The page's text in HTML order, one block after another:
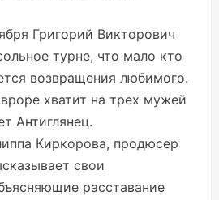
Григорий Викторович
турне, что мало кто
возвращения любимого.
хватит на трех мужей
Антиглянец.
Киркорова, продюсер
свои
расставание